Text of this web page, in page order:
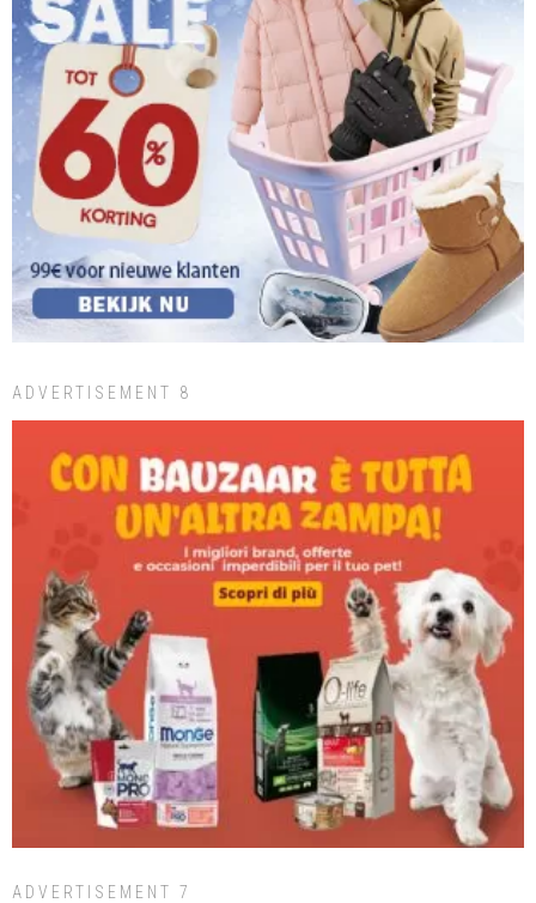
ADVERTISEMENT 8
ADVERTISEMENT 7